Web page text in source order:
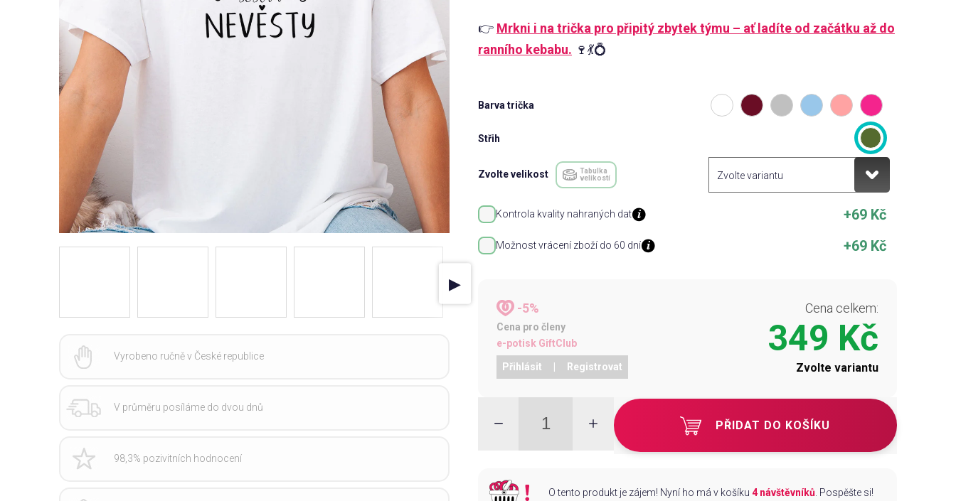
👉 Mrkni i na trička pro připitý zbytek týmu – ať ladíte od začátku až do
ranního kebabu. 🍷💃💍
Barva trička
Střih
Zvolte velikost
Tabulka
velikostí
Kontrola kvality nahraných dat +69 Kč
Možnost vrácení zboží do 60 dní +69 Kč
-5%
Cena pro členy
e-potisk GiftClub
Přihlásit Registrovat
Cena celkem:
349 Kč
Zvolte variantu
PŘIDAT DO KOŠÍKU
O tento produkt je zájem! Nyní ho má v košíku 4 návštěvníků. Pospěšte si!
▶
Vyrobeno ručně v České republice
V průměru posíláme do dvou dnů
98,3% pozivitních hodnocení